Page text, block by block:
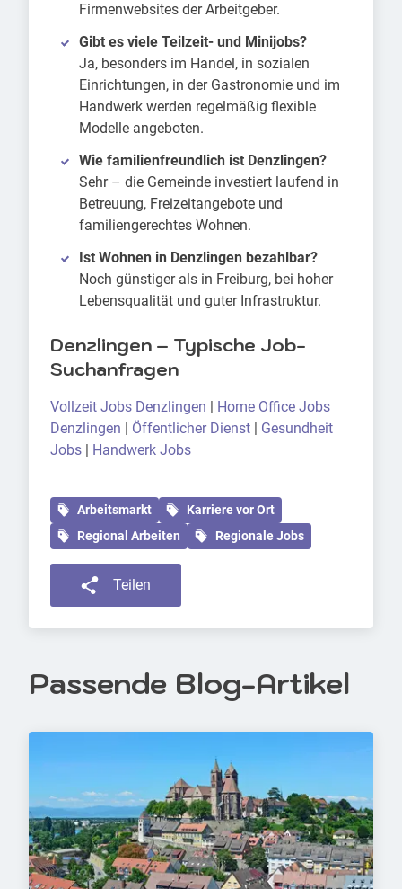
Firmenwebsites der Arbeitgeber.
Gibt es viele Teilzeit- und Minijobs?
Ja, besonders im Handel, in sozialen
Einrichtungen, in der Gastronomie und im
Handwerk werden regelmäßig flexible
Modelle angeboten.
Wie familienfreundlich ist Denzlingen?
Sehr – die Gemeinde investiert laufend in
Betreuung, Freizeitangebote und
familiengerechtes Wohnen.
Ist Wohnen in Denzlingen bezahlbar?
Noch günstiger als in Freiburg, bei hoher
Lebensqualität und guter Infrastruktur.
Denzlingen – Typische Job-
Suchanfragen
Vollzeit Jobs Denzlingen | Home Office Jobs
Denzlingen | Öffentlicher Dienst | Gesundheit
Jobs | Handwerk Jobs
Arbeitsmarkt
Karriere vor Ort
Regional Arbeiten
Regionale Jobs
Teilen
Passende Blog-Artikel